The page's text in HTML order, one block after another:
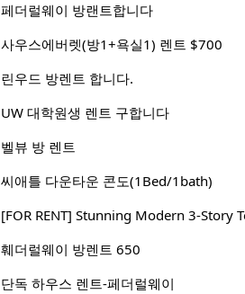
페더럴웨이 방랜트합니다
사우스에버렛(방1+욕실1) 렌트 $700
린우드 방렌트 합니다.
UW 대학원생 렌트 구합니다
벨뷰 방 렌트
씨애틀 다운타운 콘도(1Bed/1bath)
​[FOR RENT] Stunning Modern 3-Story
훼더럴웨이 방렌트 650
단독 하우스 렌트-페더럴웨이